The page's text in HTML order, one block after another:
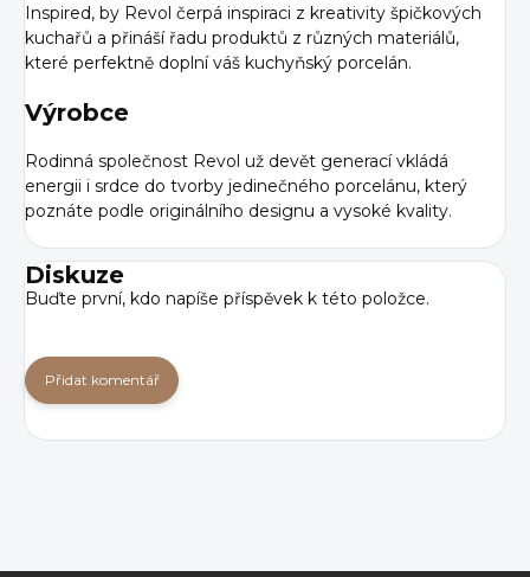
Inspired, by Revol čerpá inspiraci z kreativity špičkových
kuchařů a přináší řadu produktů z různých materiálů,
které perfektně doplní váš kuchyňský porcelán.
Výrobce
Rodinná společnost Revol už devět generací vkládá
energii i srdce do tvorby jedinečného porcelánu, který
poznáte podle originálního designu a vysoké kvality.
Diskuze
Buďte první, kdo napíše příspěvek k této položce.
Přidat komentář